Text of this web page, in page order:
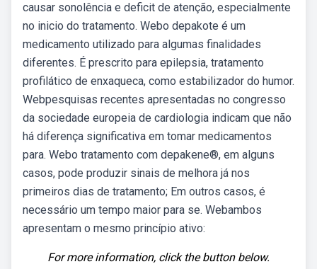
causar sonolência e deficit de atenção, especialmente
no inicio do tratamento. Webo depakote é um
medicamento utilizado para algumas finalidades
diferentes. É prescrito para epilepsia, tratamento
profilático de enxaqueca, como estabilizador do humor.
Webpesquisas recentes apresentadas no congresso
da sociedade europeia de cardiologia indicam que não
há diferença significativa em tomar medicamentos
para. Webo tratamento com depakene®, em alguns
casos, pode produzir sinais de melhora já nos
primeiros dias de tratamento; Em outros casos, é
necessário um tempo maior para se. Webambos
apresentam o mesmo princípio ativo:
For more information, click the button below.